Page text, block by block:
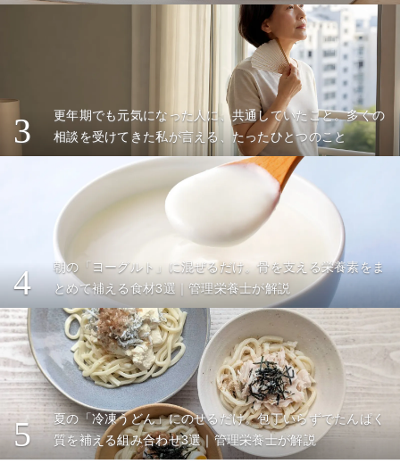
3
更年期でも元気になった人に、共通していたこと。多くの
相談を受けてきた私が言える、たったひとつのこと
4
朝の「ヨーグルト」に混ぜるだけ。骨を支える栄養素をま
とめて補える食材3選｜管理栄養士が解説
5
夏の「冷凍うどん」にのせるだけ。包丁いらずでたんぱく
質を補える組み合わせ3選｜管理栄養士が解説